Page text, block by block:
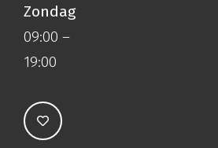
Zondag
09:00 –
19:00